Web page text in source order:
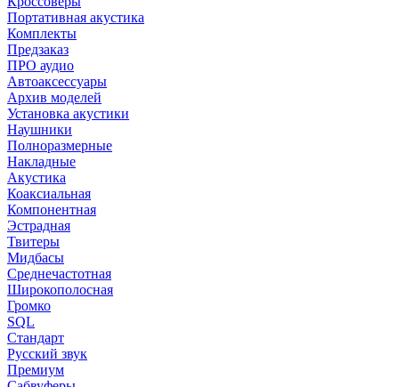
Портативная акустика
Комплекты
Предзаказ
ПРО аудио
Автоаксессуары
Архив моделей
Установка акустики
Наушники
Полноразмерные
Накладные
Акустика
Коаксиальная
Компонентная
Эстрадная
Твитеры
Мидбасы
Среднечастотная
Широкополосная
Громко
SQL
Стандарт
Русский звук
Премиум